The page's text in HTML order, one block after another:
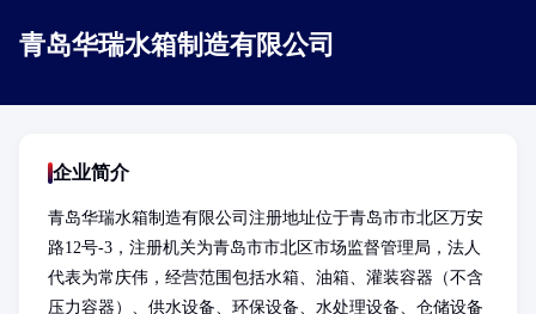
青岛华瑞水箱制造有限公司
企业简介
青岛华瑞水箱制造有限公司注册地址位于青岛市市北区万安
路12号-3，注册机关为青岛市市北区市场监督管理局，法人
代表为常庆伟，经营范围包括水箱、油箱、灌装容器（不含
压力容器）、供水设备、环保设备、水处理设备、仓储设备